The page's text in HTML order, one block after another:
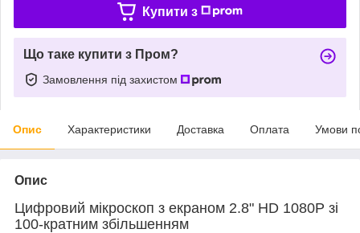
Купити з
Що таке купити з Пром?
Замовлення під захистом
Опис Характеристики Доставка Оплата Умови
Опис
Цифровий мікроскоп з екраном 2.8" HD 1080P зі
100-кратним збільшенням